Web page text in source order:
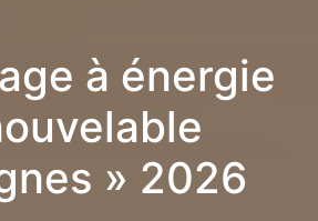
à énergie
» 2026